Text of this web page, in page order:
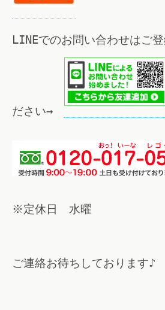
LINEでのお問い合わせはご
ださい→
※定休日 水曜
ご連絡お待ちしております♪